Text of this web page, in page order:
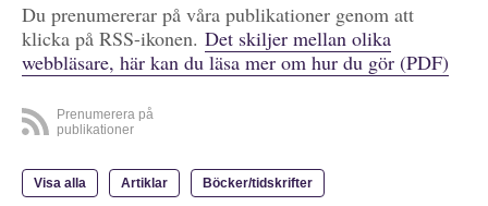
Du prenumererar på våra publikationer genom att
klicka på RSS-ikonen. Det skiljer mellan olika
webbläsare, här kan du läsa mer om hur du gör (PDF)
Prenumerera på
publikationer
Visa alla Artiklar Böcker/tidskrifter